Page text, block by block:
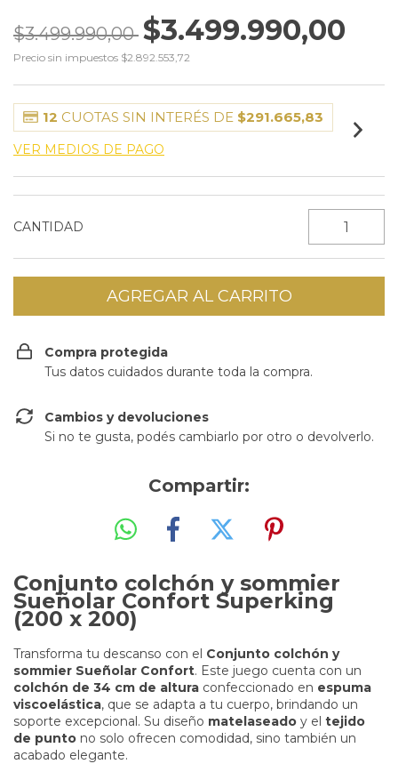
$3.499.990,00 $3.499.990,00
Precio sin impuestos $2.892.553,72
12 CUOTAS SIN INTERÉS DE $291.665,83
VER MEDIOS DE PAGO
CANTIDAD
Compra protegida
Tus datos cuidados durante toda la compra.
Cambios y devoluciones
Si no te gusta, podés cambiarlo por otro o devolverlo.
Compartir:
Conjunto colchón y sommier
Sueñolar Confort Superking
(200 x 200)
Transforma tu descanso con el Conjunto colchón y
sommier Sueñolar Confort. Este juego cuenta con un
colchón de 34 cm de altura confeccionado en espuma
viscoelástica, que se adapta a tu cuerpo, brindando un
soporte excepcional. Su diseño matelaseado y el tejido
de punto no solo ofrecen comodidad, sino también un
acabado elegante.